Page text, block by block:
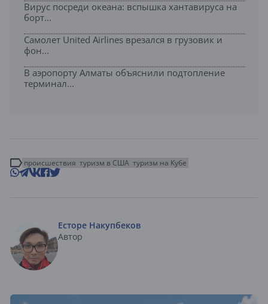
Вирус посреди океана: вспышка хантавируса на
борт...
Самолет United Airlines врезался в грузовик и
фон...
В аэропорту Алматы объяснили подтопление
терминал...
происшествия туризм в США туризм на Кубе
Есторе Накупбеков
Автор